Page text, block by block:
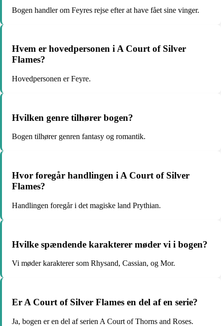
Bogen handler om Feyres rejse efter at have fået sine vinger.
Hvem er hovedpersonen i A Court of Silver
Flames?
Hovedpersonen er Feyre.
Hvilken genre tilhører bogen?
Bogen tilhører genren fantasy og romantik.
Hvor foregår handlingen i A Court of Silver
Flames?
Handlingen foregår i det magiske land Prythian.
Hvilke spændende karakterer møder vi i bogen?
Vi møder karakterer som Rhysand, Cassian, og Mor.
Er A Court of Silver Flames en del af en serie?
Ja, bogen er en del af serien A Court of Thorns and Roses.